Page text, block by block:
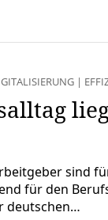
|
sind
für den
deutschen…